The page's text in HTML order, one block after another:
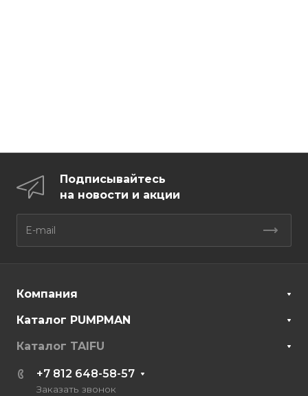
Подписывайтесь
на новости и акции
Компания
Каталог PUMPMAN
Каталог TAIFU
+7 812 648-58-57
Заказать звонок